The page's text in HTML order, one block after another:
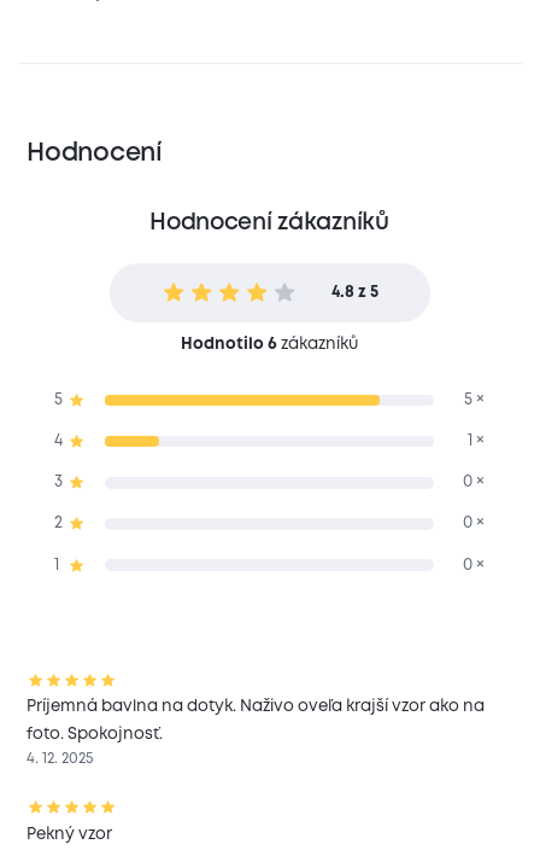
Hodnocení
Hodnocení zákazníků
4.8 z 5
Hodnotilo 6 zákazníků
5 5 ×
4 1 ×
3 0 ×
2 0 ×
0 ×
Príjemná bavlna na dotyk. Naživo oveľa krajší vzor ako na
foto. Spokojnosť.
4. 12. 2025
Pekný vzor